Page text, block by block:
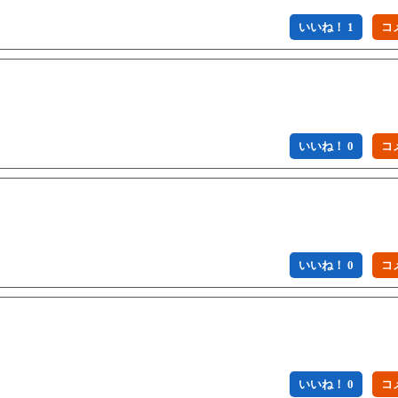
いいね！ 1
いいね！ 0
いいね！ 0
いいね！ 0